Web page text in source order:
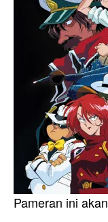
Pameran ini